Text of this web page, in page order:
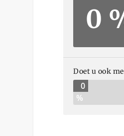
0
Doet u ook
0
%